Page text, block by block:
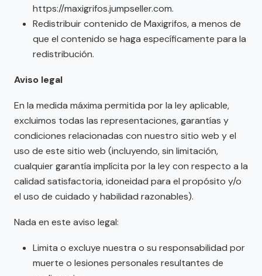
https://maxigrifos.jumpseller.com.
Redistribuir contenido de Maxigrifos, a menos de
que el contenido se haga específicamente para la
redistribución.
Aviso legal
En la medida máxima permitida por la ley aplicable,
excluimos todas las representaciones, garantías y
condiciones relacionadas con nuestro sitio web y el
uso de este sitio web (incluyendo, sin limitación,
cualquier garantía implícita por la ley con respecto a la
calidad satisfactoria, idoneidad para el propósito y/o
el uso de cuidado y habilidad razonables).
Nada en este aviso legal:
Limita o excluye nuestra o su responsabilidad por
muerte o lesiones personales resultantes de